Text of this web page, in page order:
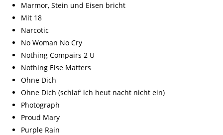
Marmor, Stein und Eisen bricht
Mit 18
Narcotic
No Woman No Cry
Nothing Compairs 2 U
Nothing Else Matters
Ohne Dich
Ohne Dich (schlaf‘ ich heut nacht nicht ein)
Photograph
Proud Mary
Purple Rain